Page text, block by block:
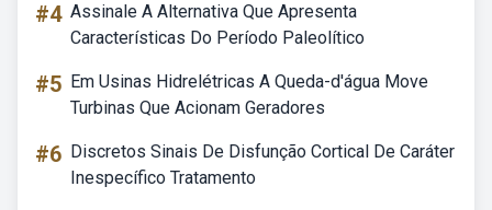
#4 Assinale A Alternativa Que Apresenta
Características Do Período Paleolítico
#5 Em Usinas Hidrelétricas A Queda-d'água Move
Turbinas Que Acionam Geradores
#6 Discretos Sinais De Disfunção Cortical De Caráter
Inespecífico Tratamento